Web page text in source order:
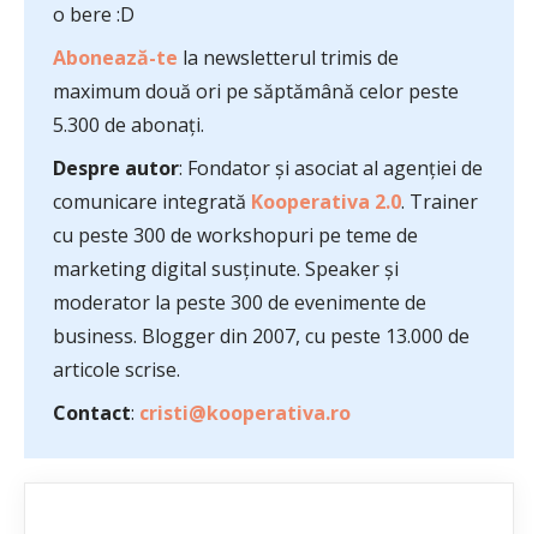
o bere :D
Abonează-te la newsletterul trimis de
maximum două ori pe săptămână celor peste
5.300 de abonați.
Despre autor: Fondator și asociat al agenției de
comunicare integrată Kooperativa 2.0. Trainer
cu peste 300 de workshopuri pe teme de
marketing digital susținute. Speaker și
moderator la peste 300 de evenimente de
business. Blogger din 2007, cu peste 13.000 de
articole scrise.
Contact: cristi@kooperativa.ro